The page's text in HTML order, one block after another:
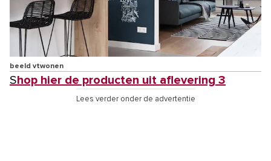
beeld vtwonen
Shop hier de producten uit aflevering 3
Lees verder onder de advertentie